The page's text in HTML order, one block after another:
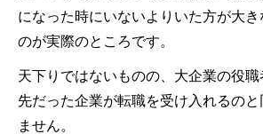
になった時にいないよりいた方が大
のが実際のところです。
天下りではないものの、大企業の役職
先だった企業が転職を受け入れるの
ません。